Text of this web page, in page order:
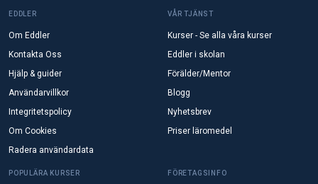
EDDLER
Om Eddler
Kontakta Oss
Hjälp & guider
Användarvillkor
Integritetspolicy
Om Cookies
Radera användardata
VÅR TJÄNST
Kurser - Se alla våra kurser
Eddler i skolan
Förälder/Mentor
Blogg
Nyhetsbrev
Priser läromedel
POPULÄRA KURSER FÖRETAGSINFO